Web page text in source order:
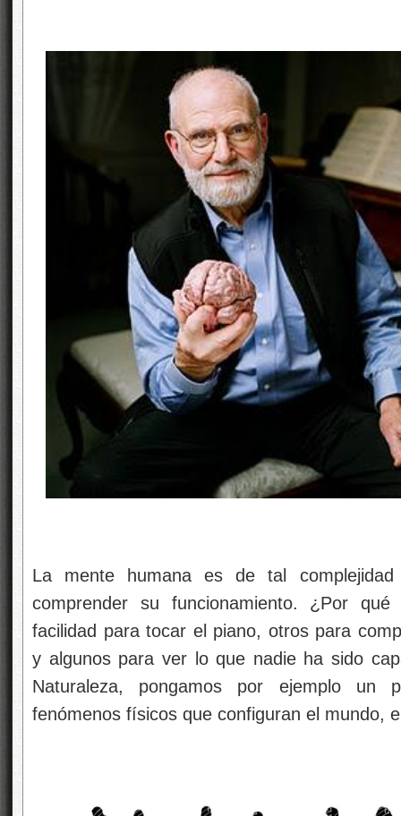
La mente humana es de tal
comprender su funcionamiento. ¿Por
facilidad para tocar el piano, otros para
y algunos para ver lo que nadie ha sido
Naturaleza, pongamos por ejemplo un
fenómenos físicos que configuran el mundo,